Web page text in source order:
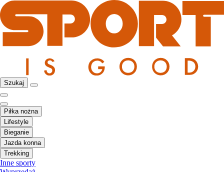
Szukaj
Piłka nożna
Lifestyle
Bieganie
Jazda konna
Trekking
Inne sporty